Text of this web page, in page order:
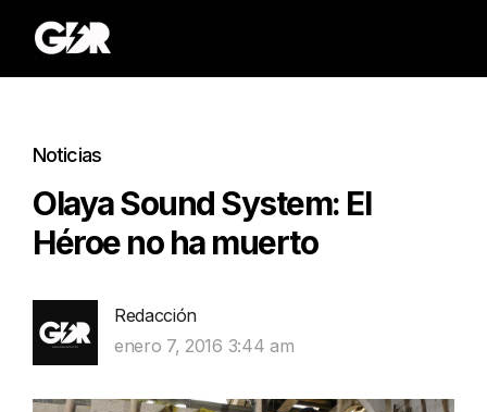
Noticias
Olaya Sound System: El
Héroe no ha muerto
Redacción
enero 7, 2016 3:44 am